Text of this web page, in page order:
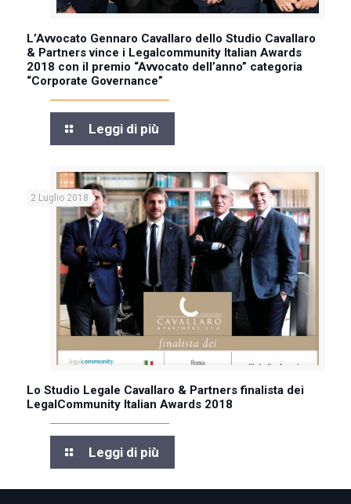
L’Avvocato Gennaro Cavallaro dello Studio Cavallaro
& Partners vince i Legalcommunity Italian Awards
2018 con il premio “Avvocato dell’anno” categoria
“Corporate Governance”
Leggi di più
2 Luglio 2018
Lo Studio Legale Cavallaro & Partners finalista dei
LegalCommunity Italian Awards 2018
Leggi di più